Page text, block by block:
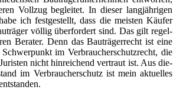
Voll­zug beglei­tet. In die­ser lang­jäh­ri­gen
ich fest­ge­stellt, dass die meis­ten Käu­fer
völ­lig über­for­dert sind. Das gilt regel­
Bera­ter. Denn das Bau­trä­ger­recht ist eine
im Ver­brau­cher­schutz­recht, die
nicht hin­rei­chend ver­traut ist. Aus die­
im Ver­brau­cher­schutz ist mein aktu­el­les